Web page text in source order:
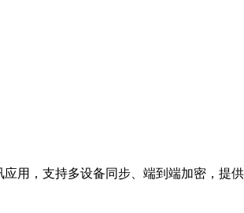
用，支持多设备同步、端到端加密，提